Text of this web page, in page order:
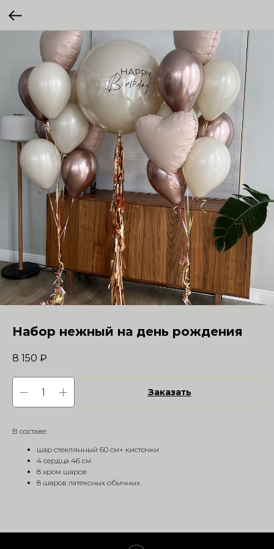
Набор нежный на день рождения
8 150 ₽
Заказать
В составе:
шар стеклянный 60 см+ кисточки
4 сердца 46 см
8 хром шаров
8 шаров латексных обычных